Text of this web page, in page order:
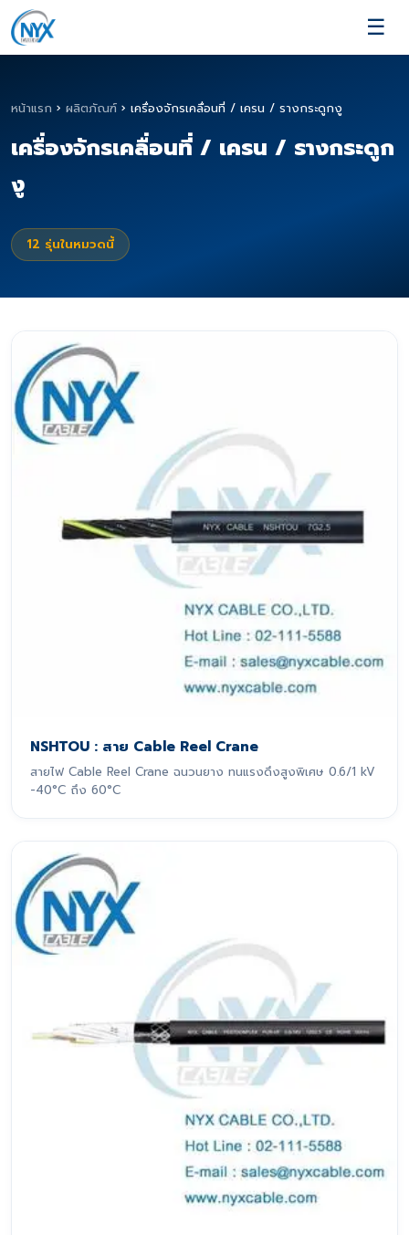
☰
หน้าแรก › ผลิตภัณฑ์ › เครื่องจักรเคลื่อนที่ / เครน / รางกระดูกงู
เครื่องจักรเคลื่อนที่ / เครน / รางกระดูก
งู
12 รุ่นในหมวดนี้
NSHTOU : สาย Cable Reel Crane
สายไฟ Cable Reel Crane ฉนวนยาง ทนแรงดึงสูงพิเศษ 0.6/1 kV
-40°C ถึง 60°C